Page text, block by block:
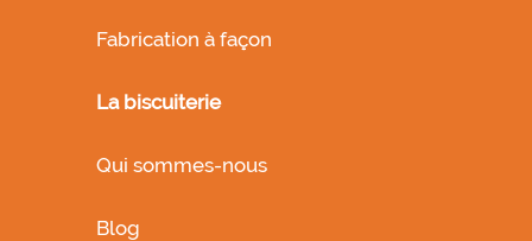
Fabrication à façon
La biscuiterie
Qui sommes-nous
Blog